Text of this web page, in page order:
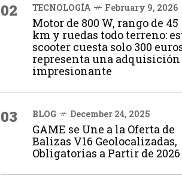
02 TECNOLOGÍA February 9, 2026
Motor de 800 W, rango de 45
km y ruedas todo terreno:
scooter cuesta solo 300
representa una adquisición
impresionante
03 BLOG December 24, 2025
GAME se Une a la Oferta de
Balizas V16 Geolocalizadas,
Obligatorias a Partir de 2026